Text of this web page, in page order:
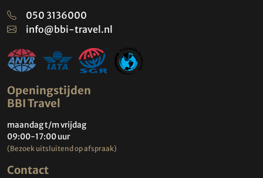
050 3136000
info@bbi-travel.nl
Openingstijden
BBI Travel
maandag t/m vrijdag
09:00-17:00 uur
(Bezoek uitsluitend op afspraak)
Contact